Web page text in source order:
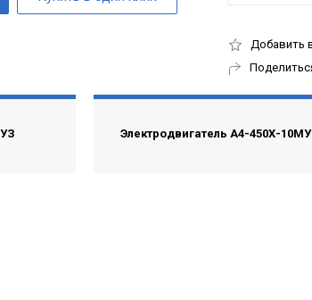
Добавить
Электродвигатель А4-450Х-